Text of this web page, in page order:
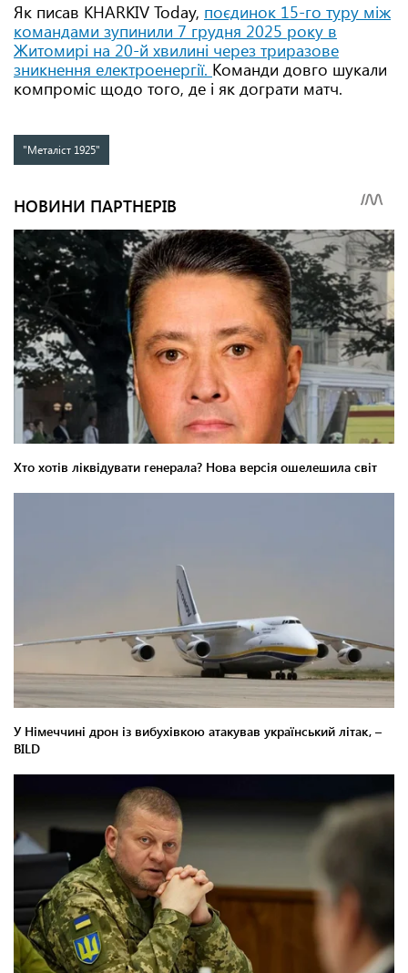
Як писав KHARKIV Today, поєдинок 15-го туру між
командами зупинили 7 грудня 2025 року в
Житомирі на 20-й хвилині через триразове
зникнення електроенергії. Команди довго шукали
компроміс щодо того, де і як дограти матч.
"Металіст 1925"